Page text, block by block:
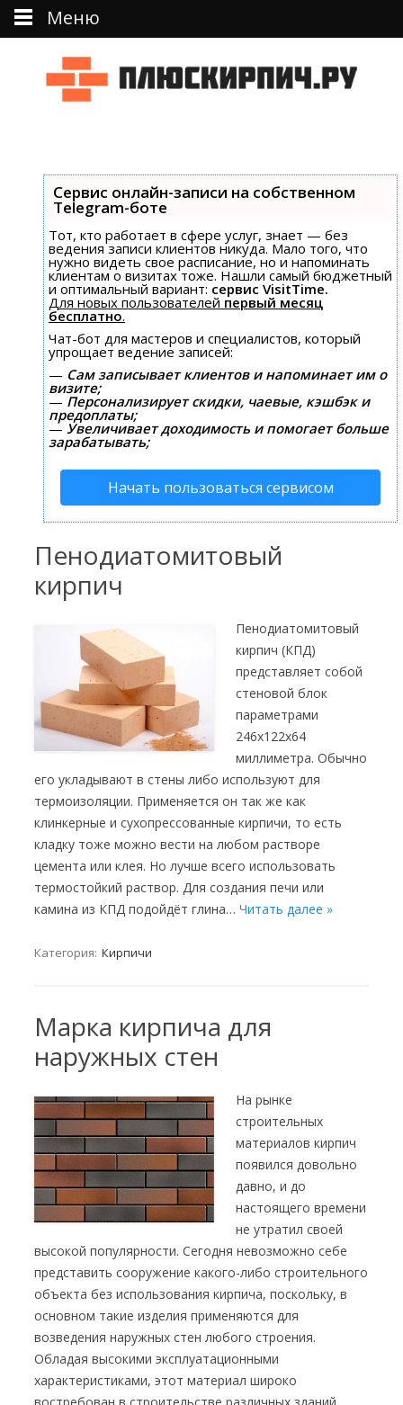
Сервис онлайн-записи на собственном
Telegram-боте
Тот, кто работает в сфере услуг, знает — без
ведения записи клиентов никуда. Мало того, что
нужно видеть свое расписание, но и напоминать
клиентам о визитах тоже. Нашли самый бюджетный
и оптимальный вариант: сервис VisitTime.
Для новых пользователей первый месяц
бесплатно.
Чат-бот для мастеров и специалистов, который
упрощает ведение записей:
— Сам записывает клиентов и напоминает им о
визите;
— Персонализирует скидки, чаевые, кэшбэк и
предоплаты;
— Увеличивает доходимость и помогает больше
зарабатывать;
Начать пользоваться сервисом
Пенодиатомитовый
кирпич
Пенодиатомитовый
кирпич (КПД)
представляет собой
стеновой блок
параметрами
246х122х64
миллиметра. Обычно
его укладывают в стены либо используют для
термоизоляции. Применяется он так же как
клинкерные и сухопрессованные кирпичи, то есть
кладку тоже можно вести на любом растворе
цемента или клея. Но лучше всего использовать
термостойкий раствор. Для создания печи или
камина из КПД подойдёт глина… Читать далее »
Категория: Кирпичи
Марка кирпича для
наружных стен
На рынке
строительных
материалов кирпич
появился довольно
давно, и до
настоящего времени
не утратил своей
высокой популярности. Сегодня невозможно себе
представить сооружение какого-либо строительного
объекта без использования кирпича, поскольку, в
основном такие изделия применяются для
возведения наружных стен любого строения.
Обладая высокими эксплуатационными
характеристиками, этот материал широко
Меню